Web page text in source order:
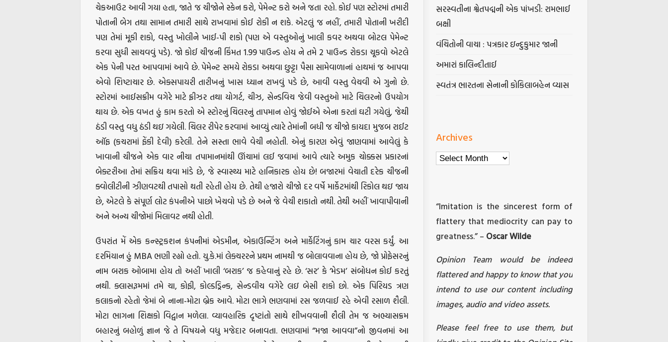
ચેકઆઉટ આવી ગયા હતા, જાતે જ ચીજોને સ્કેન કરો, પેમેન્ટ કરો અને જતા રહો. કોઈ પણ સ્ટોરમાં તમારી
પોતાની બેગ તથા સામાન તમારી સાથે રાખવામાં કોઈ રોકી ન શકે. એટલું જ નહીં, તમારી પોતાની ખરીદી
પણ તેમાં મૂકી શકો, વસ્તુ ખોલીને ખાઈ-પી શકો (પણ એ વસ્તુઓનું ખાલી કવર અથવા બોટલ પેમેન્ટ
કરવા સુધી સાચવવું પડે). જો કોઈ ચીજની કિંમત 1.99 પાઉન્ડ હોય ને તમે 2 પાઉન્ડ રોકડા ચૂકવો એટલે
એક પેની પરત આપવામાં આવે છે. પેમેન્ટ સમયે રોકડા અથવા છુટ્ટા પૈસા સામેવાળાનાં હાથમાં જ આપવા
એવો શિષ્ટાચાર છે. એક્સપાયરી તારીખનું ખાસ ધ્યાન રાખવું પડે છે, આવી વસ્તુ વેચવી એ ગુનો છે.
સ્ટોરમાં આઈસક્રીમ વગેરે માટે ફ્રીઝર તથા યોગર્ટ, ચીઝ, સેન્ડવિચ જેવી વસ્તુઓ માટે ચિલરનો ઉપયોગ
થાય છે. એક વખત હું કામ કરતો એ સ્ટોરનું ચિલરનું તાપમાન હોવું જોઈએ એના કરતાં ઘટી ગયેલું, જેથી
ઠંડી વસ્તુ વધુ ઠંડી થઇ ગયેલી. ચિલર રીપેર કરવામાં આવ્યું ત્યારે તેમાંની બધી જ ચીજો કાયદા મુજબ રાઈટ
ઑફ (કચરામાં ફેંકી દેવી) કરેલી. તેને સસ્તા ભાવે વેચી નહોતી. એનું કારણ એવું જાણવામાં આવેલું કે
ખાવાની ચીજને એક વાર નીચા તપામાનમાંથી ઊંચામાં લઈ જવામાં આવે ત્યારે અમુક ચોક્કસ પ્રકારનાં
બેક્ટરીઆ તેમાં સક્રિય થવા માંડે છે, જે સ્વાસ્થ્ય માટે હાનિકારક હોય છે! બજારમાં વેચાતી દરેક ચીજની
ક્વોલીટીની ઝીણવટથી તપાસો થતી રહેતી હોય છે. તેથી હજારો ચીજો દર વર્ષે માર્કેટમાંથી રિકોલ થઇ જાય
છે, એટલે કે સંપૂર્ણ લોટ કંપનીએ પાછો ખેચવો પડે છે અને જે વેચી શકાતો નથી. તેથી અહીં ખાવાપીવાની
અને અન્ય ચીજોમાં મિલાવટ નથી હોતી.
ઉપરાંત મેં એક કન્સ્ટ્રકશન કંપનીમાં એડમીન, એકાઉન્ટિંગ અને માર્કેટિંગનું કામ ચાર વરસ કર્યું. આ
દરમિયાન હું MBA ભણી રહ્યો હતો. યુ.કે.માં લેક્ચરરને પ્રથમ નામથી જ બોલાવવાના હોય છે, જો પ્રોફેસરનું
નામ બરાક ઓબામા હોય તો અહીં ખાલી ‘બરાક’ જ કહેવાનું રહે છે. ‘સર’ કે ‘મેડમ’ સંબોધન કોઈ કરતું
નથી. ક્લાસરૂમમાં તમે ચા, કોફી, કોલ્ડડ્રિન્ક, સેન્ડવીચ વગેરે લઇ બેસી શકો છો. એક પિરિયડ ત્રણ
કલાકનો રહેતો જેમાં બે નાના-મોટા બ્રેક આવે. મોટા ભાગે ભણવામાં રસ જળવાઈ રહે એવી રસાળ શૈલી.
મોટા ભાગના શિક્ષકો વિદ્વાન મળેલા. વ્યાવહારિક દૃષ્ટાંતો સાથે શીખવવાની શૈલી તેમ જ અભ્યાસક્રમ
બહારનું બહોળું જ્ઞાન જે તે વિષયને વધુ મજેદાર બનાવતા. ભણવામાં “મજા આવવા”નો જીવનમાં આ
સરસ્વતીના શ્વેતપદ્મની એક પાંખડી: રામભાઈ
બક્ષી
વંચિતોની વાચા : પત્રકાર ઇન્દુકુમાર જાની
અમારાં કાલિન્દીતાઈ
સ્વતંત્ર ભારતના સેનાની કોકિલાબહેન વ્યાસ
Archives
Archives
“Imitation is the sincerest form of
flattery that mediocrity can pay to
greatness.” – Oscar Wilde
Opinion Team would be indeed
flattered and happy to know that you
intend to use our content including
images, audio and video assets.
Please feel free to use them, but